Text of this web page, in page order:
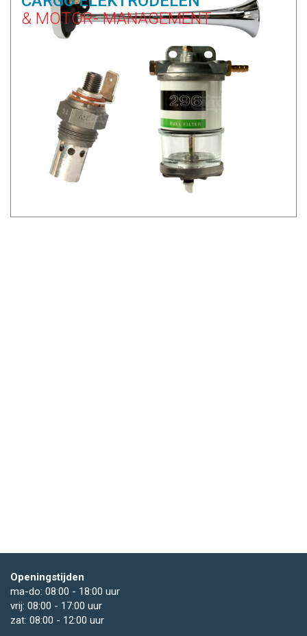
& MOTOR- MANAGEMENT
Openingstijden
ma-do: 08:00 - 18:00 uur
vrij: 08:00 - 17:00 uur
zat: 08:00 - 12:00 uur